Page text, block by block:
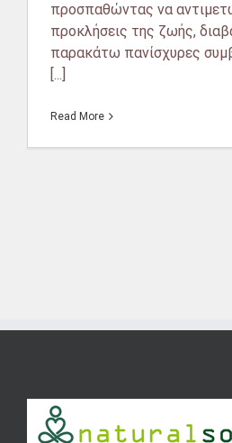
προσπαθώντας να
προκλήσεις της ζωής,
παρακάτω πανίσχυρες
[...]
Read More